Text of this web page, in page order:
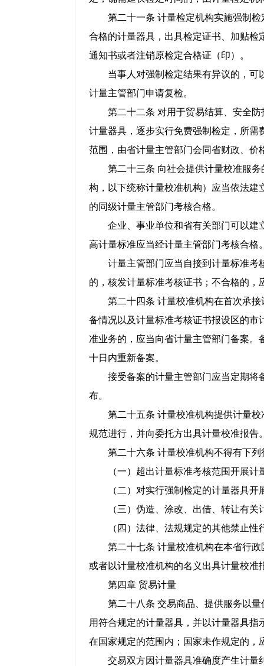
第二十一条 计量检定机构实施强制检
合格的计量器具，出具检定证书、加贴
通知书或者注销原检定合格证（印）。
当事人对强制检定结果有异议的，可
计量主管部门申请复检。
第二十二条 对用于贸易结算、安全防
计量器具，逐步实行免费强制检定，所
范围，由省计量主管部门会同省财政、
第二十三条 向社会提供计量校准服务
构，以下统称计量校准机构）应当依法
的同级计量主管部门考核合格。
企业、事业单位和省有关部门可以建
高计量标准应当经计量主管部门考核合格
计量主管部门应当自接到计量标准考
的，核发计量标准考核证书；不合格的，
第二十四条 计量校准机构在首次承接
备情况以及计量标准考核证书报设区的
准业务的，应当向省计量主管部门备案
十日内重新备案。
接受备案的计量主管部门应当定期将
布。
第二十五条 计量校准机构提供计量校
规范进行，并向委托方出具计量校准报告
第二十六条 计量校准机构不得有下列
（一）超出计量标准考核范围开展计
（二）对实行强制检定的计量器具开
（三）伪造、涂改、出借、转让有关
（四）法律、法规规定的其他禁止性
第二十七条 计量校准机构在本省行政
或者以计量校准机构的名义出具计量校准
第四章 贸易计量
第二十八条 交易商品、提供服务以量
用符合规定的计量器具，并以计量器具
在国家规定的范围内；国家未作规定的，
交易双方因计量器具准确度产生计量